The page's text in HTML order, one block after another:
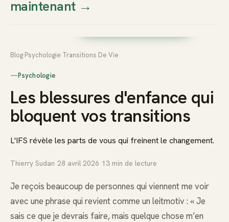
Thierry
Prendre rendez-vous dès
maintenant→
Blog Psychologie Transitions De Vie
—Psychologie
Les blessures d'enfance qui
bloquent vos transitions
L'IFS révèle les parts de vous qui freinent le changement.
Thierry Sudan 28 avril 2026 13 min de lecture
Je reçois beaucoup de personnes qui viennent me voir
avec une phrase qui revient comme un leitmotiv : « Je
sais ce que je devrais faire, mais quelque chose m’en